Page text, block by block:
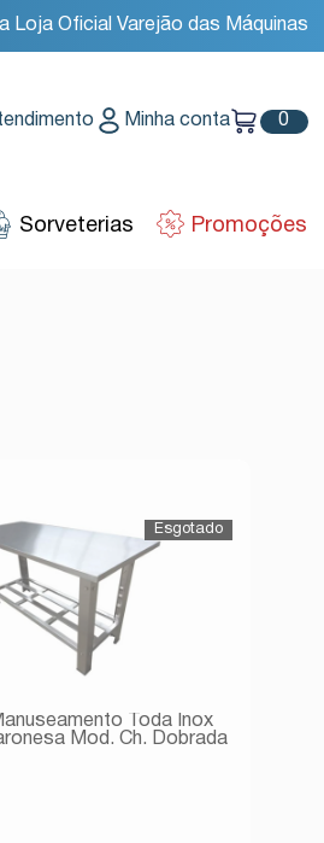
Loja Oficial Varejão das Máquinas
Minha conta 0
Sorveterias Promoções
Toda Inox
Mod. Ch. Dobrada